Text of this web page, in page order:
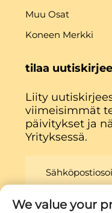
Muu Osat
Koneen Merkki
tilaa
Liity
viimeisimmät
päivitykset ja
Yrityksessä.
We value your